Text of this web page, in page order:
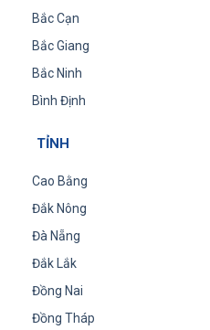
Bắc Cạn
Bắc Giang
Bắc Ninh
Bình Định
TỈNH
Cao Bằng
Đắk Nông
Đà Nẵng
Đắk Lắk
Đồng Nai
Đồng Tháp